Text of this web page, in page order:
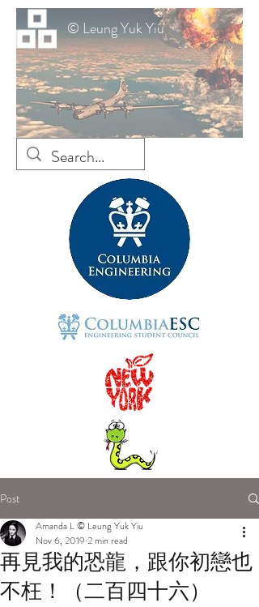
© Leung Yuk Yiu
Post
再見我的恐龍，跟你初戀也
不枉！（二百四十六）
Amanda L © Leung Yuk Yiu
Nov 6, 2019 2 min read